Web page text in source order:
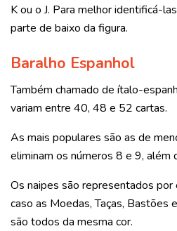
K ou o J. Para melhor identificá-
parte de baixo da figura.
Baralho Espanhol
Também chamado de ítalo-
variam entre 40, 48 e 52 cartas.
As mais populares são as de
eliminam os números 8 e 9, além
Os naipes são representados
caso as Moedas, Taças, Bastões
são todos da mesma cor.